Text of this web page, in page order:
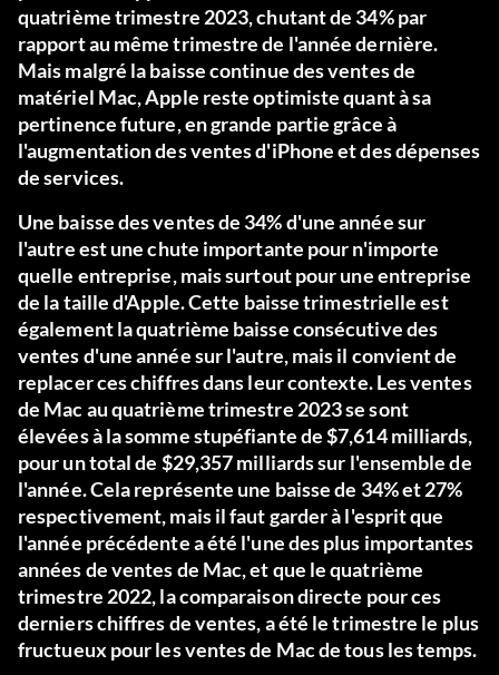
quatrième trimestre 2023, chutant de 34% par
rapport au même trimestre de l'année dernière.
Mais malgré la baisse continue des ventes de
matériel Mac, Apple reste optimiste quant à sa
pertinence future, en grande partie grâce à
l'augmentation des ventes d'iPhone et des dépenses
de services.
Une baisse des ventes de 34% d'une année sur
l'autre est une chute importante pour n'importe
quelle entreprise, mais surtout pour une entreprise
de la taille d'Apple. Cette baisse trimestrielle est
également la quatrième baisse consécutive des
ventes d'une année sur l'autre, mais il convient de
replacer ces chiffres dans leur contexte. Les ventes
de Mac au quatrième trimestre 2023 se sont
élevées à la somme stupéfiante de $7,614 milliards,
pour un total de $29,357 milliards sur l'ensemble de
l'année. Cela représente une baisse de 34% et 27%
respectivement, mais il faut garder à l'esprit que
l'année précédente a été l'une des plus importantes
années de ventes de Mac, et que le quatrième
trimestre 2022, la comparaison directe pour ces
derniers chiffres de ventes, a été le trimestre le plus
fructueux pour les ventes de Mac de tous les temps.